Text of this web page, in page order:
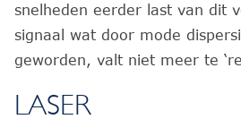
snelheden eerder last van dit
signaal wat door mode
geworden, valt niet meer te
LASER